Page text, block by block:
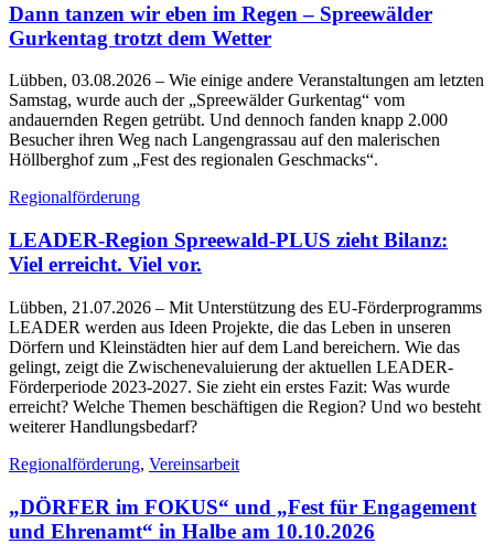
Dann tanzen wir eben im Regen – Spreewälder
Gurkentag trotzt dem Wetter
Lübben, 03.08.2026 – Wie einige andere Veranstaltungen am letzten
Samstag, wurde auch der „Spreewälder Gurkentag“ vom
andauernden Regen getrübt. Und dennoch fanden knapp 2.000
Besucher ihren Weg nach Langengrassau auf den malerischen
Höllberghof zum „Fest des regionalen Geschmacks“.
Regionalförderung
LEADER-Region Spreewald-PLUS zieht Bilanz:
Viel erreicht. Viel vor.
Lübben, 21.07.2026 – Mit Unterstützung des EU-Förderprogramms
LEADER werden aus Ideen Projekte, die das Leben in unseren
Dörfern und Kleinstädten hier auf dem Land bereichern. Wie das
gelingt, zeigt die Zwischenevaluierung der aktuellen LEADER-
Förderperiode 2023-2027. Sie zieht ein erstes Fazit: Was wurde
erreicht? Welche Themen beschäftigen die Region? Und wo besteht
weiterer Handlungsbedarf?
Regionalförderung, Vereinsarbeit
„DÖRFER im FOKUS“ und „Fest für Engagement
und Ehrenamt“ in Halbe am 10.10.2026